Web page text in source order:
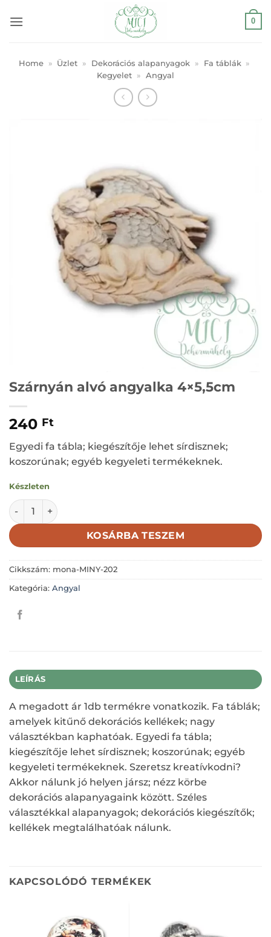
0
Home » Üzlet » Dekorációs alapanyagok » Fa táblák »
Kegyelet » Angyal
Szárnyán alvó angyalka 4×5,5cm
240 Ft
Egyedi fa tábla; kiegészítője lehet sírdisznek;
koszorúnak; egyéb kegyeleti termékeknek.
Készleten
Szárnyán alvó angyalka 4x5,5cm mennyiség
KOSÁRBA TESZEM
Cikkszám: mona-MINY-202
Kategória: Angyal
LEÍRÁS
A megadott ár 1db termékre vonatkozik. Fa táblák;
amelyek kitűnő dekorációs kellékek; nagy
választékban kaphatóak. Egyedi fa tábla;
kiegészítője lehet sírdisznek; koszorúnak; egyéb
kegyeleti termékeknek. Szeretsz kreatívkodni?
Akkor nálunk jó helyen jársz; nézz körbe
dekorációs alapanyagaink között. Széles
választékkal alapanyagok; dekorációs kiegészítők;
kellékek megtalálhatóak nálunk.
KAPCSOLÓDÓ TERMÉKEK